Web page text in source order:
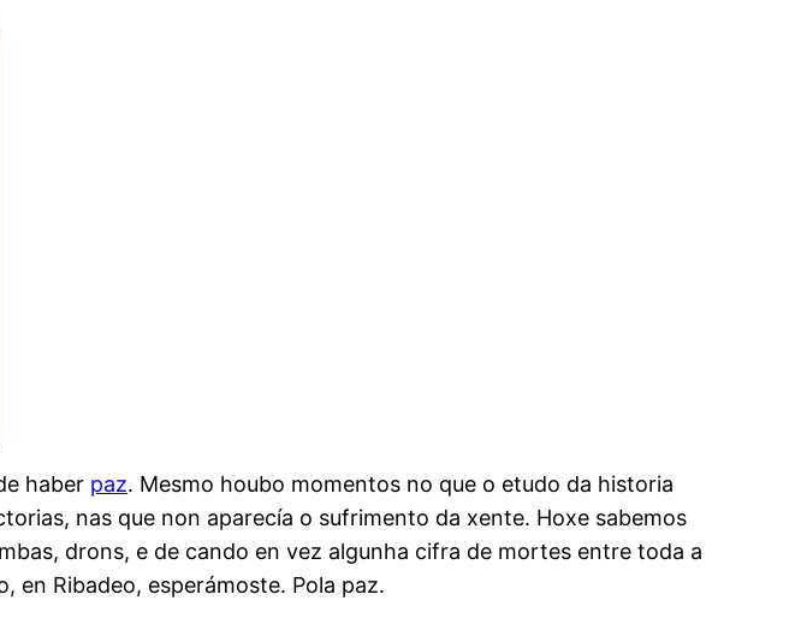
haber paz. Mesmo houbo momentos no que o etudo da historia
nas que non aparecía o sufrimento da xente. Hoxe sabemos
drons, e de cando en vez algunha cifra de mortes entre toda a
en Ribadeo, esperámoste. Pola paz.